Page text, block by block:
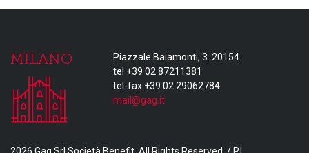
MILANO
Piazzale Baiamonti, 3. 20154
tel +39 02 87211381
tel-fax +39 02 29062784
mail@gag.it